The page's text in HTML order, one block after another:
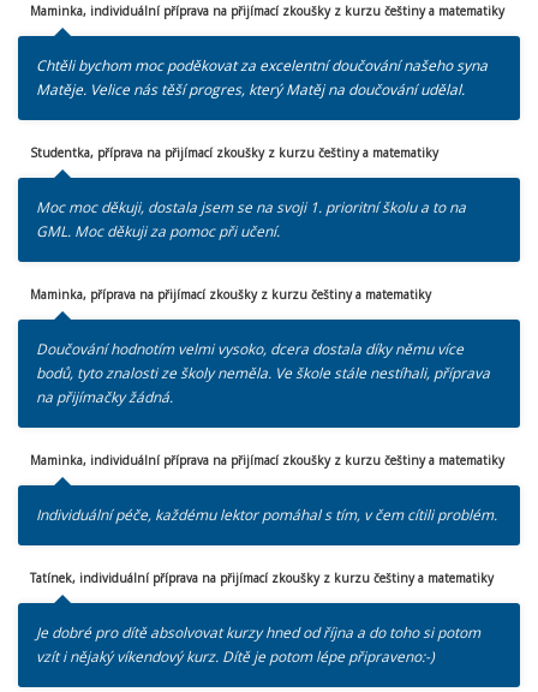
Maminka, individuální příprava na přijímací zkoušky z kurzu češtiny a matematiky
Chtěli bychom moc poděkovat za excelentní doučování našeho syna
Matěje. Velice nás těší progres, který Matěj na doučování udělal.
Studentka, příprava na přijímací zkoušky z kurzu češtiny a matematiky
Moc moc děkuji, dostala jsem se na svoji 1. prioritní školu a to na
GML. Moc děkuji za pomoc při učení.
Maminka, příprava na přijímací zkoušky z kurzu češtiny a matematiky
Doučování hodnotím velmi vysoko, dcera dostala díky němu více
bodů, tyto znalosti ze školy neměla. Ve škole stále nestíhali, příprava
na přijímačky žádná.
Maminka, individuální příprava na přijímací zkoušky z kurzu češtiny a matematiky
Individuální péče, každému lektor pomáhal s tím, v čem cítili problém.
Tatínek, individuální příprava na přijímací zkoušky z kurzu češtiny a matematiky
Je dobré pro dítě absolvovat kurzy hned od října a do toho si potom
vzít i nějaký víkendový kurz. Dítě je potom lépe připraveno:-)